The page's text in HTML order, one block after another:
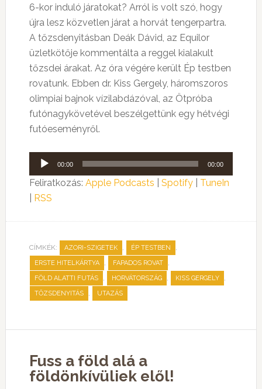
6-kor induló járatokat? Arról is volt szó, hogy
újra lesz közvetlen járat a horvát tengerpartra.
A tőzsdenyitásban Deák Dávid, az Equilor
üzletkötője kommentálta a reggel kialakult
tőzsdei árakat. Az óra végére került Ép testben
rovatunk. Ebben dr. Kiss Gergely, háromszoros
olimpiai bajnok vízilabdázóval, az Ötpróba
futónagykövetével beszélgettünk egy hétvégi
futóeseményről.
Audió
lejátszó
00:00 00:00
Feliratkozás: Apple Podcasts Spotify| TuneIn
RSS
CÍMKÉK: AZORI-SZIGETEK , ÉP TESTBEN ,
ERSTE HITELKÁRTYA , FAPADOS ROVAT ,
FÖLD ALATTI FUTÁS , HORVÁTORSZÁG , KISS GERGELY ,
TŐZSDENYITÁS , UTAZÁS
Fuss a föld alá a
földönkívüliek elől!